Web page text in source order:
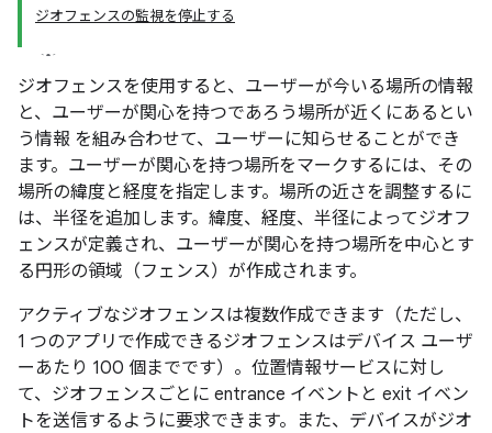
ジオフェンスの監視を停止する
ジオフェンスを使用すると、ユーザーが今いる場所の情報
と、ユーザーが関心を持つであろう場所が近くにあるとい
う情報 を組み合わせて、ユーザーに知らせることができ
ます。ユーザーが関心を持つ場所をマークするには、その
場所の緯度と経度を指定します。場所の近さを調整するに
は、半径を追加します。緯度、経度、半径によってジオフ
ェンスが定義され、ユーザーが関心を持つ場所を中心とす
る円形の領域（フェンス）が作成されます。
アクティブなジオフェンスは複数作成できます（ただし、
1 つのアプリで作成できるジオフェンスはデバイス ユーザ
ーあたり 100 個までです）。位置情報サービスに対し
て、ジオフェンスごとに entrance イベントと exit イベン
トを送信するように要求できます。また、デバイスがジオ